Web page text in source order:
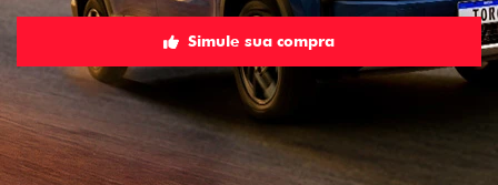
Simule sua compra